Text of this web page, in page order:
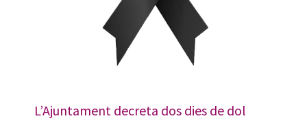
L’Ajuntament decreta dos dies de dol